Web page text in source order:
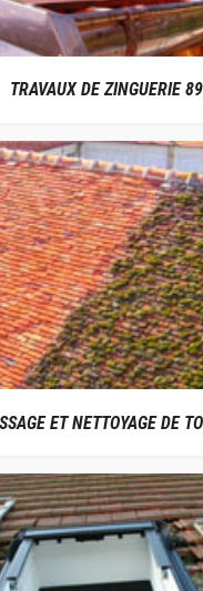
TRAVAUX DE ZINGUERIE 89
ET NETTOYAGE DE